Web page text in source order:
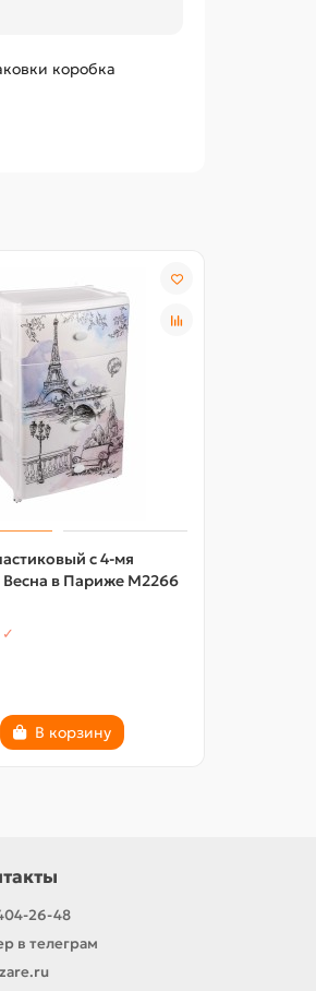
коробка
с 4-мя
в Париже М2266
✓
В корзину
26-48
в телеграм